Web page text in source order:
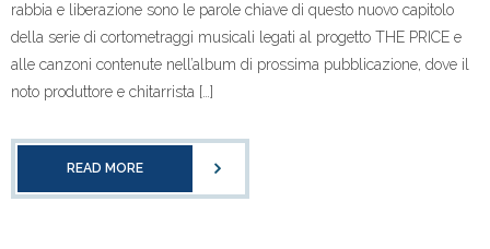
rabbia e liberazione sono le parole chiave di questo nuovo capitolo
della serie di cortometraggi musicali legati al progetto THE PRICE e
alle canzoni contenute nell’album di prossima pubblicazione, dove il
noto produttore e chitarrista […]
READ MORE